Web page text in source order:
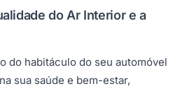
do Ar Interior e a
do habitáculo do seu automóvel
sua saúde e bem-estar,